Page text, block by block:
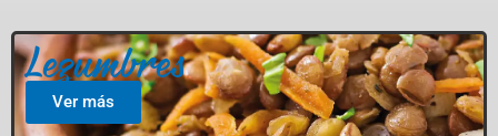
Legumbres
Ver más